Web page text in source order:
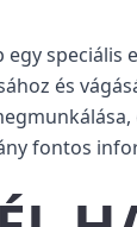
egy
és
fontos